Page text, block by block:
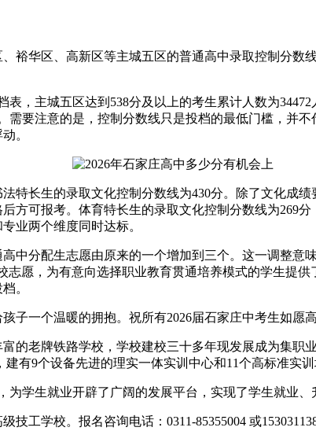
裕华区、高新区等主城五区的普通高中录取控制分数
表，主城五区达到538分及以上的考生累计人数为
需要注意的是，控制分数线只是投档的最低门槛，并
。
特长生的录取文化控制分数线为430分。除了文化成
方可报考。体育特长生的录取文化控制分数线为269
业两个维度同时达标。
中分配生志愿由原来的一个增加到三个。这一调整意
志愿，为有意向选择职业教育贯通培养模式的学生提
。
子一个温暖的拥抱。祝所有2026届石家庄中考生如愿高
的老牌铁路学校，学校建校三十多年现发展成为集职
有9个设备先进的理实一体实训中心和11个高标准实训
学生就业开辟了广阔的发展平台，实现了学生就业、
工学校。报名咨询电话：0311-85355004 或